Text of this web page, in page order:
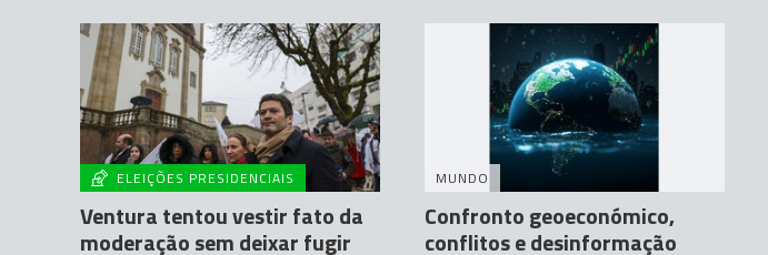
ELEIÇÕES PRESIDENCIAIS
Ventura tentou vestir fato da
moderação sem deixar fugir
MUNDO
Confronto geoeconómico,
conflitos e desinformação